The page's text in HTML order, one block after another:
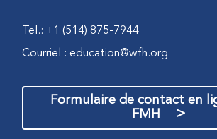
Tel.: +1 (514) 875-7944
Courriel :education@wfh.org
Formulaire de contact en
FMH
>